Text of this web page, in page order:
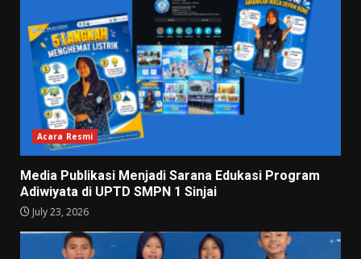
Acara Resmi
Media Publikasi Menjadi Sarana Edukasi Program
Adiwiyata di UPTD SMPN 1 Sinjai
July 23, 2026